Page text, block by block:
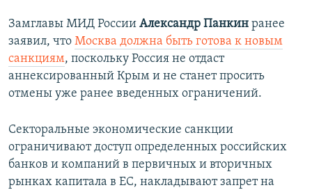
Замглавы МИД России Александр Панкин ранее
заявил, что Москва должна быть готова к новым
санкциям, поскольку Россия не отдаст
аннексированный Крым и не станет просить
отмены уже ранее введенных ограничений.
Секторальные экономические санкции
ограничивают доступ определенных российских
банков и компаний в первичных и вторичных
рынках капитала в ЕС, накладывают запрет на